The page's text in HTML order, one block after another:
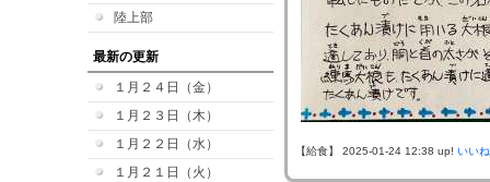
陸上部
最新の更新
１月２４日（金）
１月２３日（木）
１月２２日（水）
１月２１日（火）
【給食】 2025-01-24 12:38 up! いい